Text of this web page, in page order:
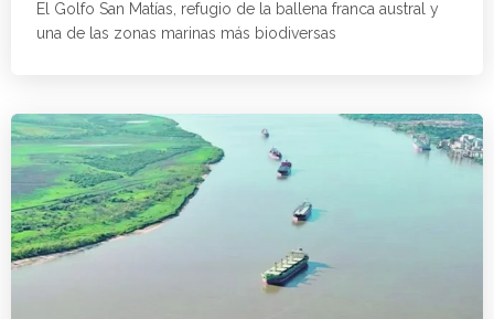
El Golfo San Matías, refugio de la ballena franca austral y
una de las zonas marinas más biodiversas